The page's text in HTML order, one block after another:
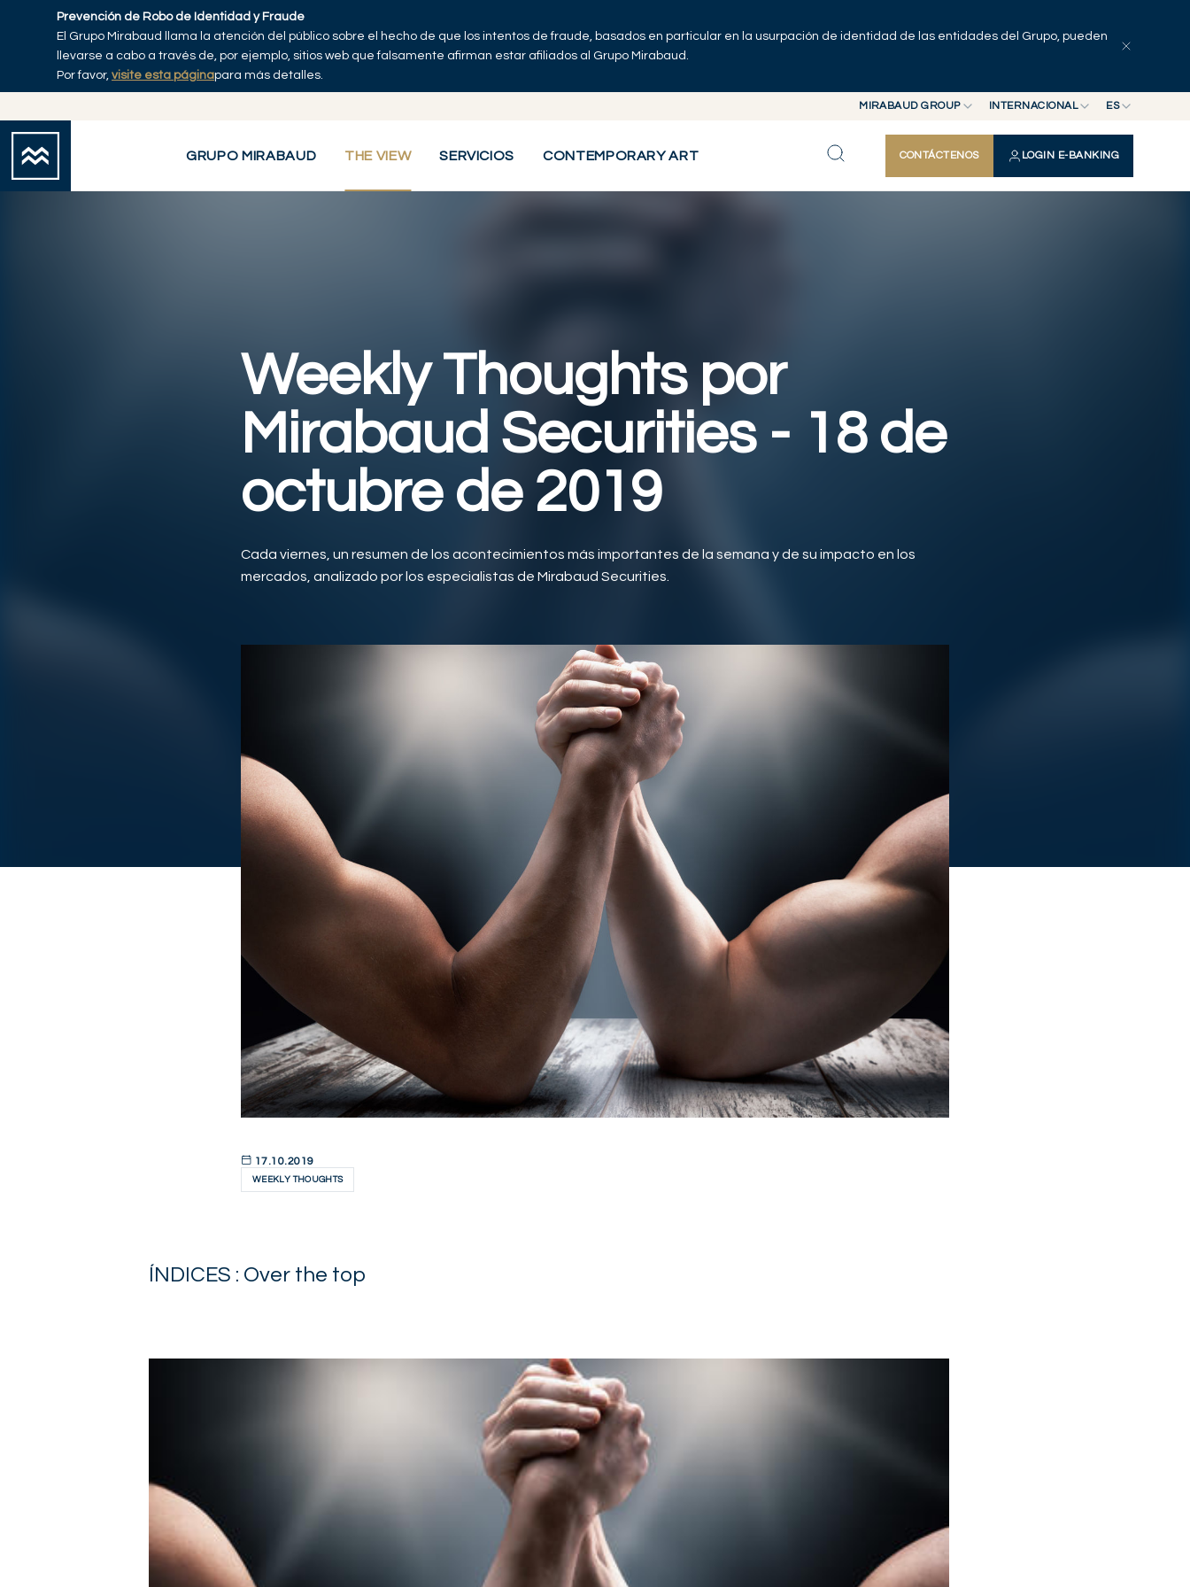
Skip to main content
Prevención de Robo de Identidad y Fraude
El Grupo Mirabaud llama la atención del público sobre el hecho de que los intentos de fraude, basados en particular en la usurpación de identidad de las entidades del Grupo, pueden
llevarse a cabo a través de, por ejemplo, sitios web que falsamente afirman estar afiliados al Grupo Mirabaud.
Por favor, visite esta páginapara más detalles.
MIRABAUD GROUP
MIRABAUD GROUP
MIRABAUD ASSET MANAGEMENT
INTERNACIONAL
INTERNACIONAL
SUIZA
ES
EN
FR
GRUPO MIRABAUD THE VIEW SERVICIOS CONTEMPORARY ART CONTÁCTENOS LOGIN E-BANKING
Inicio
Explorar artículos Serie Autores
Weekly Thoughts por
Mirabaud Securities - 18 de
octubre de 2019
Cada viernes, un resumen de los acontecimientos más importantes de la semana y de su impacto en los
mercados, analizado por los especialistas de Mirabaud Securities.
17.10.2019
WEEKLY THOUGHTS
ÍNDICES : Over the top